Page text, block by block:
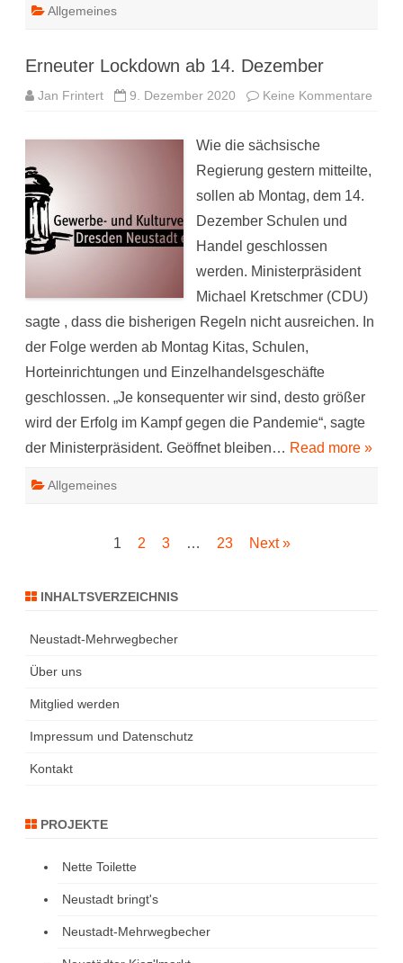
Allgemeines
Erneuter Lockdown ab 14. Dezember
Jan Frintert 9. Dezember 2020 Keine Kommentare
Wie die sächsische
Regierung gestern mitteilte,
sollen ab Montag, dem 14.
Dezember Schulen und
Handel geschlossen
werden. Ministerpräsident
Michael Kretschmer (CDU)
sagte , dass die bisherigen Regeln nicht ausreichen. In
der Folge werden ab Montag Kitas, Schulen,
Horteinrichtungen und Einzelhandelsgeschäfte
geschlossen. „Je konsequenter wir sind, desto größer
wird der Erfolg im Kampf gegen die Pandemie“, sagte
der Ministerpräsident. Geöffnet bleiben… Read more »
Allgemeines
Seitennummerierung
Beiträge
1 2 3 … 23 Next »
INHALTSVERZEICHNIS
Neustadt-Mehrwegbecher
Über uns
Mitglied werden
Impressum und Datenschutz
Kontakt
PROJEKTE
Nette Toilette
Neustadt bringt's
Neustadt-Mehrwegbecher